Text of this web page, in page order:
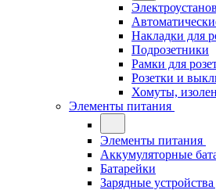
Накладки для
Подрозетники
Рамки для
Розетки и
Хомуты,
Элементы питания
Элементы питания
Аккумуляторные
Батарейки
Зарядные